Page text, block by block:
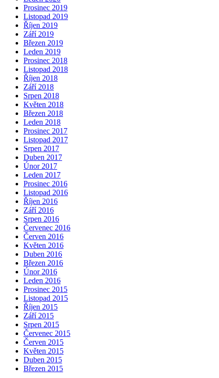
Prosinec 2019
Listopad 2019
Říjen 2019
Září 2019
Březen 2019
Leden 2019
Prosinec 2018
Listopad 2018
Říjen 2018
Září 2018
Srpen 2018
Květen 2018
Březen 2018
Leden 2018
Prosinec 2017
Listopad 2017
Srpen 2017
Duben 2017
Únor 2017
Leden 2017
Prosinec 2016
Listopad 2016
Říjen 2016
Září 2016
Srpen 2016
Červenec 2016
Červen 2016
Květen 2016
Duben 2016
Březen 2016
Únor 2016
Leden 2016
Prosinec 2015
Listopad 2015
Říjen 2015
Září 2015
Srpen 2015
Červenec 2015
Červen 2015
Květen 2015
Duben 2015
Březen 2015